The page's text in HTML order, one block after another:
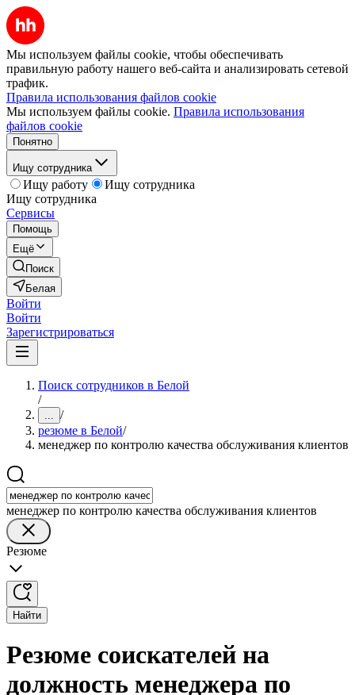
Мы используем файлы cookie, чтобы обеспечивать
правильную работу нашего веб-сайта и анализировать сетевой
трафик.
Правила использования файлов cookie
Мы используем файлы cookie. Правила использования
файлов cookie
Понятно
Ищу сотрудника
Ищу работу
Ищу сотрудника
Ищу сотрудника
Сервисы
Помощь
Ещё
Поиск
Белая
Войти
Войти
Зарегистрироваться
Поиск сотрудников в Белой
/
... /
резюме в Белой/
менеджер по контролю качества обслуживания клиентов
менеджер по контролю качества обслуживания клиентов
Резюме
Найти
Резюме соискателей на
должность менеджера по